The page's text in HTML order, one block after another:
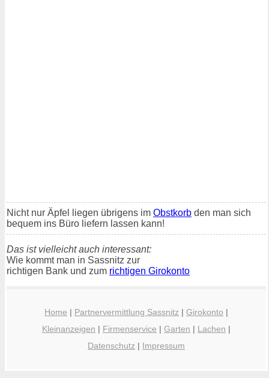
Nicht nur Äpfel liegen übrigens im Obstkorb den man sich
bequem ins Büro liefern lassen kann!
Das ist vielleicht auch interessant:
Wie kommt man in Sassnitz zur
richtigen Bank und zum richtigen Girokonto
Home | Partnervermittlung Sassnitz | Girokonto |
Kleinanzeigen | Firmenservice | Garten | Lachen |
Datenschutz | Impressum